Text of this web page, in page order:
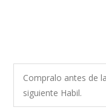
Compralo antes de
siguiente Habil.